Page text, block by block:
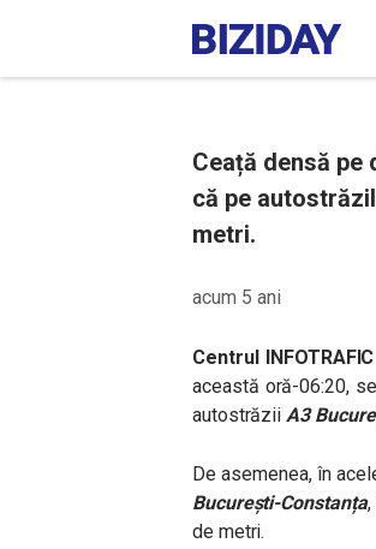
Ceață densă
că pe
metri.
acum 5 ani
Centrul
această oră-06:20,
autostrăzii A3
De asemenea, în
București-Constanța
de metri.